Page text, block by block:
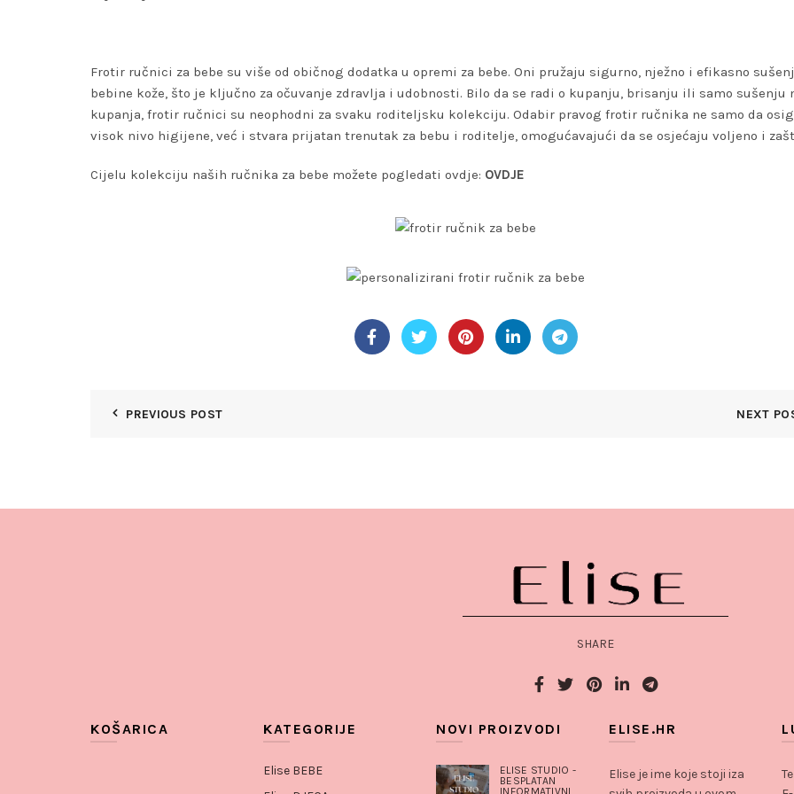
Frotir ručnici za bebe su više od običnog dodatka u opremi za bebe. Oni pružaju sigurno, nježno i efikasno
bebine kože, što je ključno za očuvanje zdravlja i udobnosti. Bilo da se radi o kupanju, brisanju ili samo sušenju
kupanja, frotir ručnici su neophodni za svaku roditeljsku kolekciju. Odabir pravog frotir ručnika ne samo da
visok nivo higijene, već i stvara prijatan trenutak za bebu i roditelje, omogućavajući da se osjećaju voljeno i
Cijelu kolekciju naših ručnika za bebe možete pogledati ovdje: OVDJE
PREVIOUS POST NEXT
SHARE
KOŠARICA KATEGORIJE
Elise BEBE
NOVI PROIZVODI
ELISE STUDIO -
BESPLATAN
ELISE.HR
Elise je ime koje stoji iza